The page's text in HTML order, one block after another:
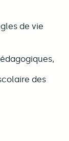
de vie
des